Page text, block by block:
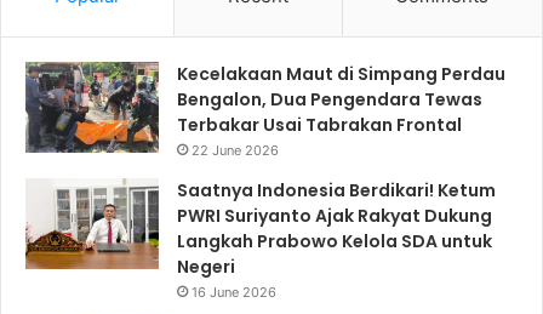
Kecelakaan Maut di Simpang Perdau
Bengalon, Dua Pengendara Tewas
Terbakar Usai Tabrakan Frontal
22 June 2026
Saatnya Indonesia Berdikari! Ketum
PWRI Suriyanto Ajak Rakyat Dukung
Langkah Prabowo Kelola SDA untuk
Negeri
16 June 2026